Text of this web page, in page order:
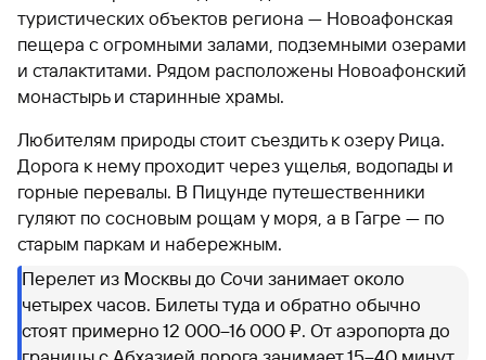
туристических объектов региона — Новоафонская
пещера с огромными залами, подземными озерами
и сталактитами. Рядом расположены Новоафонский
монастырь и старинные храмы.
Любителям природы стоит съездить к озеру Рица.
Дорога к нему проходит через ущелья, водопады и
горные перевалы. В Пицунде путешественники
гуляют по сосновым рощам у моря, а в Гагре — по
старым паркам и набережным.
Перелет из Москвы до Сочи занимает около
четырех часов. Билеты туда и обратно обычно
стоят примерно 12 000–16 000 ₽. От аэропорта до